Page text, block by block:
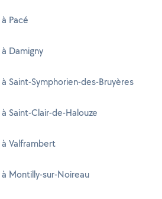
Pacé
Damigny
Saint-Symphorien-des-Bruyères
Saint-Clair-de-Halouze
Valframbert
Montilly-sur-Noireau